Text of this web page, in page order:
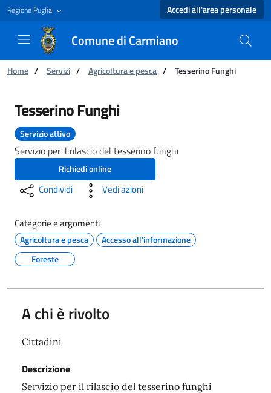
Regione Puglia Accedi all'area personale
Comune di Carmiano
Ti trovi in:
Home / Servizi / Agricoltura e pesca / Tesserino Funghi
Tesserino Funghi - Comune di Carmiano
Tesserino Funghi
Servizio attivo
Servizio per il rilascio del tesserino funghi
Richiedi online
Condividi Vedi azioni
Categorie e argomenti
Agricoltura e pesca
Accesso all'informazione
Foreste
A chi è rivolto
Cittadini
Descrizione
Servizio per il rilascio del tesserino funghi